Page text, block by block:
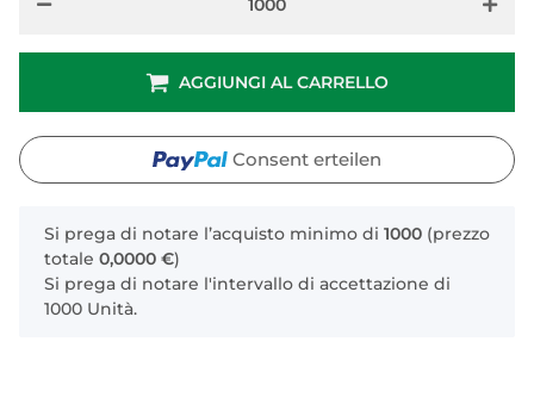
AGGIUNGI AL CARRELLO
Consent erteilen
x
Si prega di notare l’acquisto minimo di 1000 (prezzo
totale 0,0000 €)
Si prega di notare l'intervallo di accettazione di
1000 Unità.